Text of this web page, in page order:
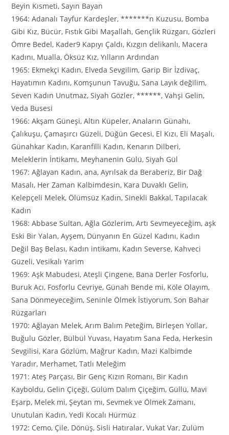
Beyin Kısmeti, Sayın Bayan
1964: Adanalı Tayfur Kardeşler, *******n Kuzusu, Bomba
Gibi Kız, Bücür, Fıstık Gibi Maşallah, Gençlik Rüzgarı, Gözleri
Ömre Bedel, Kader9 Kapıyı Çaldı, Kızgın delikanlı, Macera
Kadını, Mualla, Öksüz Kız, Yılların Ardından
1965: Ekmekçi Kadın, Elveda Sevgilim, Garip Bir İzdivaç,
Hayatımın Kadını, Komşunun Tavuğu, Sana Layık değilim,
Seven Kadın Unutmaz, Siyah Gözler, ******, Vahşi Gelin,
Veda Busesi
1966: Akşam Güneşi, Altın Küpeler, Anaların Günahı,
Çalıkuşu, Çamaşırcı Güzeli, Düğün Gecesi, El Kızı, Eli Maşalı,
Günahkar Kadın, Karanfilli Kadın, Kenarın Dilberi,
Meleklerin İntikamı, Meyhanenin Gülü, Siyah Gül
1967: Ağlayan Kadın, ana, Ayrılsak da Beraberiz, Bir Dağ
Masalı, Her Zaman Kalbimdesin, Kara Duvaklı Gelin,
Kelepçeli Melek, Ölümsüz Kadın, Sinekli Bakkal, Tapılacak
Kadın
1968: Abbase Sultan, Ağla Gözlerim, Artı Sevmeyeceğim, aşk
Eski Bir Yalan, Ayşem, Dünyanın En Güzel Kadını, Kadın
Değil Baş Belası, Kadın intikamı, Kadın Severse, Kahveci
Güzeli, Vesikalı Yarim
1969: Aşk Mabudesi, Ateşli Çingene, Bana Derler Fosforlu,
Buruk Acı, Fosforlu Cevriye, Günah Bende mi, Köle Olayım,
Sana Dönmeyeceğim, Seninle Ölmek İstiyorum, Son Bahar
Rüzgarları
1970: Ağlayan Melek, Arım Balım Peteğim, Birleşen Yollar,
Buğulu Gözler, Bülbül Yuvası, Hayatım Sana Feda, Herkesin
Sevgilisi, Kara Gözlüm, Mağrur Kadın, Mazi Kalbimde
Yaradır, Merhamet, Tatlı Meleğim
1971: Ateş Parçası, Bir Genç Kızın Romanı, Bir Kadın
Kayboldu, Gelin Çiçeği, Gülüm Dalım Çiçeğim, Güllü, Mavi
Eşarp, Melek mi, Şeytan mı, Sevmek ve Ölmek Zamanı,
Unutulan Kadın, Yedi Kocalı Hürmüz
1972: Cemo, Çile, Dönüş, Sisli Hatıralar, Vukat Var, Zulüm